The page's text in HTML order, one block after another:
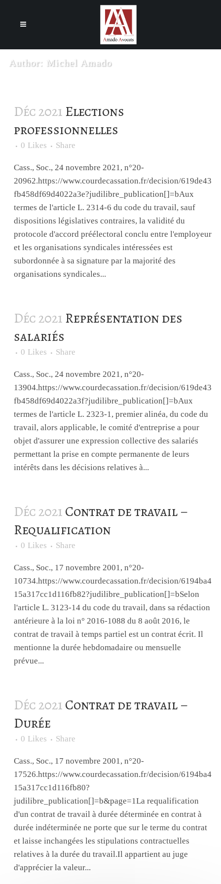
Author: Michel Amado
Déc 2021Elections
professionnelles
0 Likes Share
Cass., Soc., 24 novembre 2021, n°20-
20962.https://www.courdecassation.fr/decision/619de43
fb458df69d4022a3e?judilibre_publication[]=bAux
termes de l'article L. 2314-6 du code du travail, sauf
dispositions législatives contraires, la validité du
protocole d'accord préélectoral conclu entre l'employeur
et les organisations syndicales intéressées est
subordonnée à sa signature par la majorité des
organisations syndicales...
Déc 2021Représentation des
salariés
0 Likes Share
Cass., Soc., 24 novembre 2021, n°20-
13904.https://www.courdecassation.fr/decision/619de43
fb458df69d4022a3f?judilibre_publication[]=bAux
termes de l'article L. 2323-1, premier alinéa, du code du
travail, alors applicable, le comité d'entreprise a pour
objet d'assurer une expression collective des salariés
permettant la prise en compte permanente de leurs
intérêts dans les décisions relatives à...
Déc 2021Contrat de travail –
Requalification
0 Likes Share
Cass., Soc., 17 novembre 2001, n°20-
10734.https://www.courdecassation.fr/decision/6194ba4
15a317cc1d116fb82?judilibre_publication[]=bSelon
l'article L. 3123-14 du code du travail, dans sa rédaction
antérieure à la loi n° 2016-1088 du 8 août 2016, le
contrat de travail à temps partiel est un contrat écrit. Il
mentionne la durée hebdomadaire ou mensuelle
prévue...
Déc 2021Contrat de travail –
Durée
0 Likes Share
Cass., Soc., 17 novembre 2001, n°20-
17526.https://www.courdecassation.fr/decision/6194ba4
15a317cc1d116fb80?
judilibre_publication[]=b&page=1La requalification
d'un contrat de travail à durée déterminée en contrat à
durée indéterminée ne porte que sur le terme du contrat
et laisse inchangées les stipulations contractuelles
relatives à la durée du travail.Il appartient au juge
d'apprécier la valeur...